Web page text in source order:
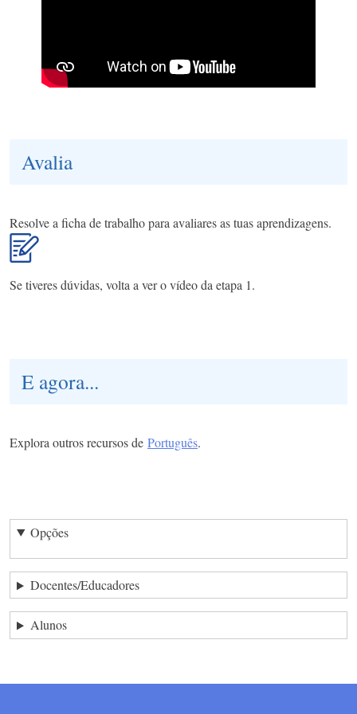
Avalia
Resolve a ficha de trabalho para avaliares as tuas aprendizagens.
Se tiveres dúvidas, volta a ver o vídeo da etapa 1.
E agora...
Explora outros recursos de Português.
Opções
Docentes/Educadores
Alunos